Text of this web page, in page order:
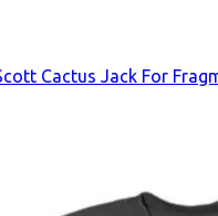
Cactus Jack For